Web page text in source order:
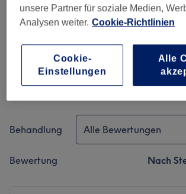
Sauberkeit
Behandlung Alle Bewertungen
Bewertung Nach
unsere Partner für soziale Medien,
Analysen weiter. Cookie-Richtlinien
Cookie-
Einstellungen
Alle